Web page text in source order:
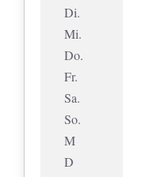
Di.
Mi.
Do.
Fr.
Sa.
So.
M
D